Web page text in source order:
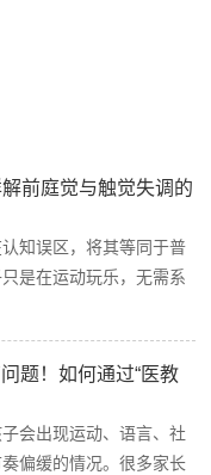
前庭觉与触觉失调的
知误区，将其等同于普
是在运动玩乐，无需系
题！如何通过“医教
会出现运动、语言、社
偏缓的情况。很多家长